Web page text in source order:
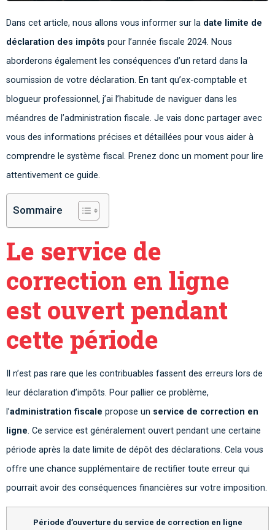
Dans cet article, nous allons vous informer sur la date limite de
déclaration des impôts pour l’année fiscale 2024. Nous
aborderons également les conséquences d’un retard dans la
soumission de votre déclaration. En tant qu’ex-comptable et
blogueur professionnel, j’ai l’habitude de naviguer dans les
méandres de l’administration fiscale. Je vais donc partager avec
vous des informations précises et détaillées pour vous aider à
comprendre le système fiscal. Prenez donc un moment pour lire
attentivement ce guide.
Sommaire
Le service de
correction en ligne
est ouvert pendant
cette période
Il n’est pas rare que les contribuables fassent des erreurs lors de
leur déclaration d’impôts. Pour pallier ce problème,
l’administration fiscale propose un service de correction en
ligne. Ce service est généralement ouvert pendant une certaine
période après la date limite de dépôt des déclarations. Cela vous
offre une chance supplémentaire de rectifier toute erreur qui
pourrait avoir des conséquences financières sur votre imposition.
Période d’ouverture du service de correction en ligne